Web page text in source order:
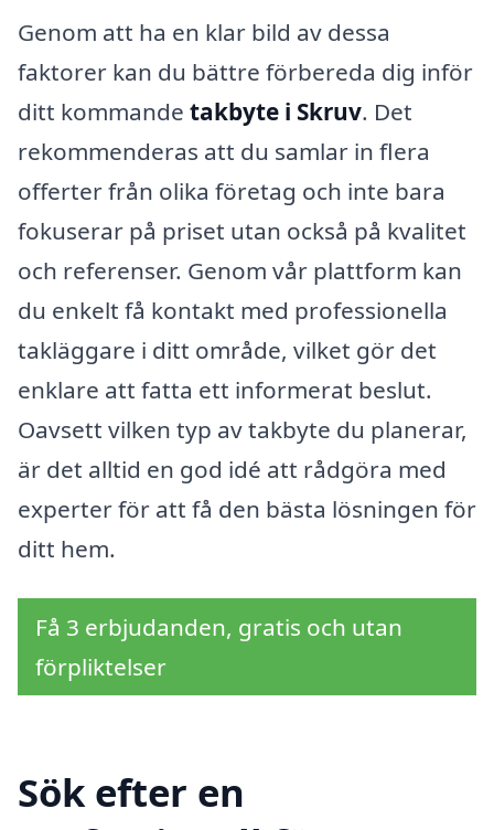
Genom att ha en klar bild av dessa
faktorer kan du bättre förbereda dig inför
ditt kommande takbyte i Skruv. Det
rekommenderas att du samlar in flera
offerter från olika företag och inte bara
fokuserar på priset utan också på kvalitet
och referenser. Genom vår plattform kan
du enkelt få kontakt med professionella
takläggare i ditt område, vilket gör det
enklare att fatta ett informerat beslut.
Oavsett vilken typ av takbyte du planerar,
är det alltid en god idé att rådgöra med
experter för att få den bästa lösningen för
ditt hem.
Få 3 erbjudanden, gratis och utan
förpliktelser
Sök efter en